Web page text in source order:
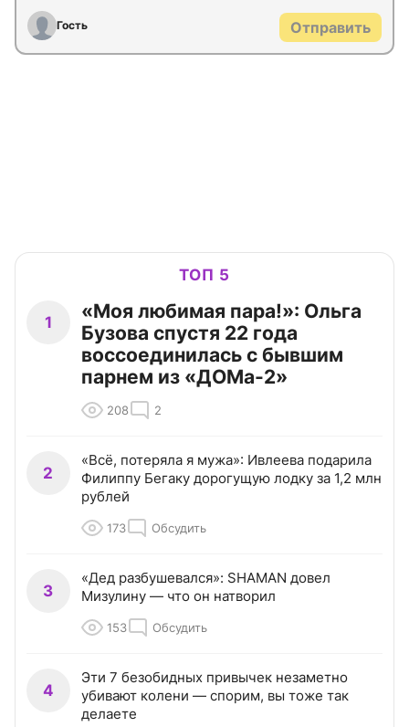
Гость Отправить
ТОП 5
1
«Моя любимая пара!»: Ольга
Бузова спустя 22 года
воссоединилась с бывшим
парнем из «ДОМа-2»
208 2
2
«Всё, потеряла я мужа»: Ивлеева подарила
Филиппу Бегаку дорогущую лодку за 1,2 млн
рублей
173 Обсудить
3
«Дед разбушевался»: SHAMAN довел
Мизулину — что он натворил
153 Обсудить
4
Эти 7 безобидных привычек незаметно
убивают колени — спорим, вы тоже так
делаете